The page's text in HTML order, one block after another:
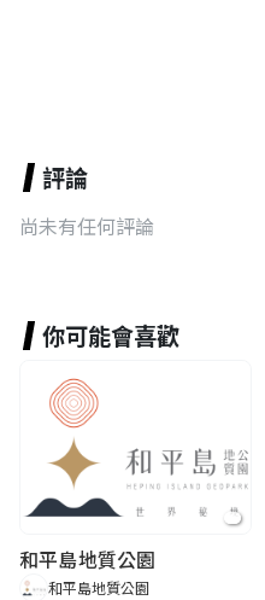
評論
尚未有任何評論
你可能會喜歡
和平島地質公園
和平島地質公園